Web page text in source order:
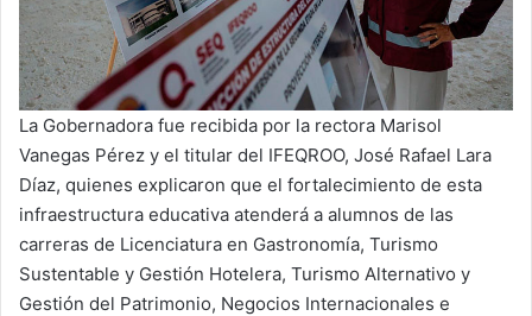
La Gobernadora fue recibida por la rectora Marisol
Vanegas Pérez y el titular del IFEQROO, José Rafael Lara
Díaz, quienes explicaron que el fortalecimiento de esta
infraestructura educativa atenderá a alumnos de las
carreras de Licenciatura en Gastronomía, Turismo
Sustentable y Gestión Hotelera, Turismo Alternativo y
Gestión del Patrimonio, Negocios Internacionales e